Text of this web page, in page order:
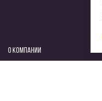
О КОМПАНИИ